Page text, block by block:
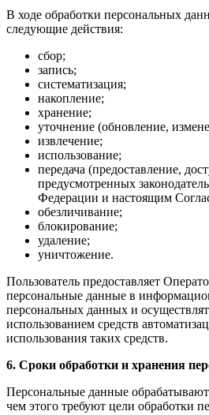
В ходе обработки персональных
следующие действия:
сбор;
запись;
систематизация;
накопление;
хранение;
уточнение (обновление,
извлечение;
использование;
передача (предоставление,
предусмотренных
Федерации и настоящим
обезличивание;
блокирование;
удаление;
уничтожение.
Пользователь предоставляет
персональные данные в
персональных данных и
использованием средств
использования таких средств.
6. Сроки обработки и хранения
Персональные данные
чем этого требуют цели обработки